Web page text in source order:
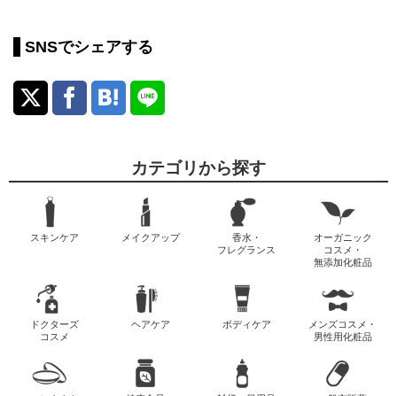
SNSでシェアする
カテゴリから探す
スキンケア メイクアップ
香水・
フレグランス
オーガニック
コスメ・
無添加化粧品
ドクターズ
コスメ
ヘアケア ボディケア
メンズコスメ・
男性用化粧品